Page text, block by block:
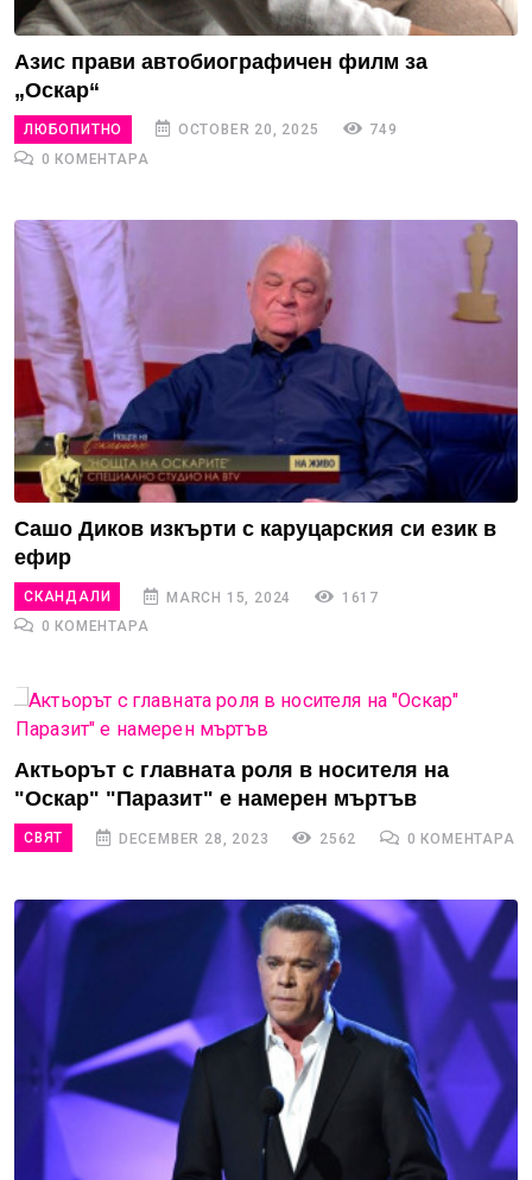
Азис прави автобиографичен филм за
„Оскар“
ЛЮБОПИТНО OCTOBER 20, 2025
749
0 КОМЕНТАРА
Сашо Диков изкърти с каруцарския си език в
ефир
СКАНДАЛИ MARCH 15, 2024
1617
0 КОМЕНТАРА
Актьорът с главната роля в носителя на
"Оскар" "Паразит" е намерен мъртъв
СВЯТ DECEMBER 28, 2023 2562 0 КОМЕНТАРА